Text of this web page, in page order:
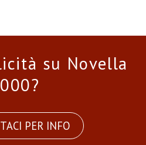
su Novella
PER INFO